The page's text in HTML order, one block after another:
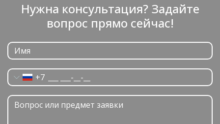
Нужна консультация? Задайте
вопрос прямо сейчас!
+7